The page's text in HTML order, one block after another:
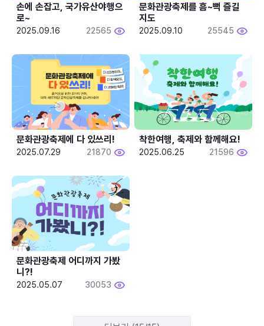
손에 손잡고, 국가유산야행으
로~
2025.09.16 22565
문화관광축제를 흠~뻑 즐길
지도
2025.09.10 25545
문화관광축제에 다 있쓰리!
2025.07.29 21870
착한여행, 축제와 함께해요!
2025.06.25 21596
문화관광축제 어디까지 가봤
니?!
2025.05.07 30053